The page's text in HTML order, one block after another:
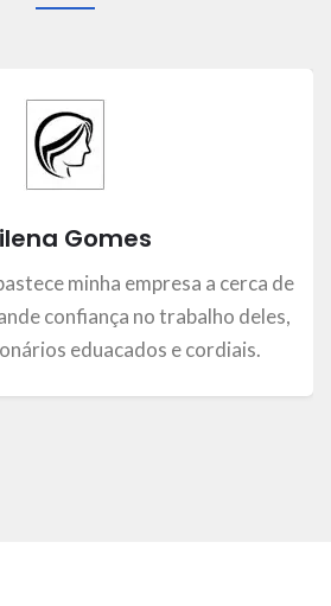
Gomes
minha empresa a cerca de
confiança no trabalho deles,
eduacados e cordiais.